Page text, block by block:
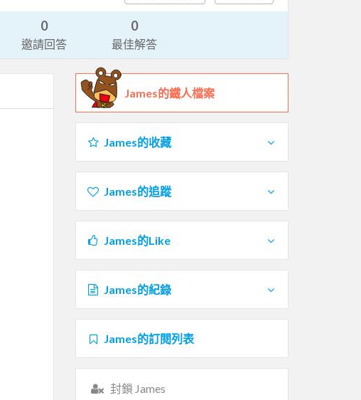
0
邀請回答
0
最佳解答
James的鐵人檔案
James的收藏
James的追蹤
James的Like
James的紀錄
James的訂閱列表
封鎖 James